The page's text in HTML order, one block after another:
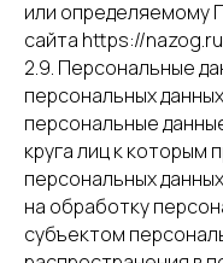
или определяемому
сайта https://
2.9. Персональные
персональных
персональные
круга лиц к которым
персональных
на обработку
субъектом